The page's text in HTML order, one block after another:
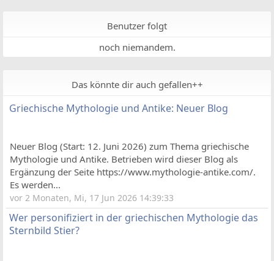
Benutzer folgt
noch niemandem.
Das könnte dir auch gefallen++
Griechische Mythologie und Antike: Neuer Blog
Neuer Blog (Start: 12. Juni 2026) zum Thema griechische
Mythologie und Antike. Betrieben wird dieser Blog als
Ergänzung der Seite https://www.mythologie-antike.com/.
Es werden...
vor 2 Monaten, Mi, 17 Jun 2026 14:39:33
Wer personifiziert in der griechischen Mythologie das
Sternbild Stier?